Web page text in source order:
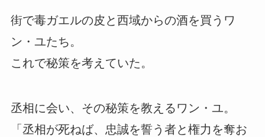
街で毒ガエルの皮と西域からの酒を買うワ
ン・ユたち。
これで秘策を考えていた。
丞相に会い、その秘策を教えるワン・ユ。
「丞相が死ねば、忠誠を誓う者と権力を奪お